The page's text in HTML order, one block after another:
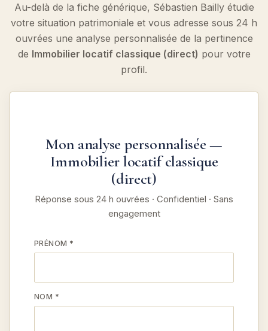
Au-delà de la fiche générique, Sébastien Bailly étudie
votre situation patrimoniale et vous adresse sous 24 h
ouvrées une analyse personnalisée de la pertinence
de Immobilier locatif classique (direct) pour votre
profil.
Mon analyse personnalisée —
Immobilier locatif classique
(direct)
Réponse sous 24 h ouvrées · Confidentiel · Sans
engagement
PRÉNOM *
NOM *